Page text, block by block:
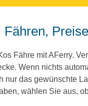
Fähren,
Fähre mit AFerry.
Wenn nichts
nur das gewünschte
wählen Sie aus,